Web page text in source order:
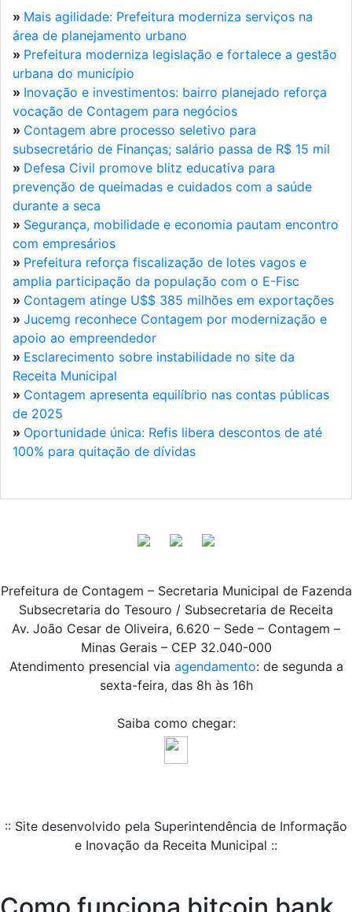
» Mais agilidade: Prefeitura moderniza serviços na
área de planejamento urbano
» Prefeitura moderniza legislação e fortalece a gestão
urbana do município
» Inovação e investimentos: bairro planejado reforça
vocação de Contagem para negócios
» Contagem abre processo seletivo para
subsecretário de Finanças; salário passa de R$ 15 mil
» Defesa Civil promove blitz educativa para
prevenção de queimadas e cuidados com a saúde
durante a seca
» Segurança, mobilidade e economia pautam encontro
com empresários
» Prefeitura reforça fiscalização de lotes vagos e
amplia participação da população com o E-Fisc
» Contagem atinge U$$ 385 milhões em exportações
» Jucemg reconhece Contagem por modernização e
apoio ao empreendedor
» Esclarecimento sobre instabilidade no site da
Receita Municipal
» Contagem apresenta equilíbrio nas contas públicas
de 2025
» Oportunidade única: Refis libera descontos de até
100% para quitação de dívidas
Prefeitura de Contagem – Secretaria Municipal de Fazenda
Subsecretaria do Tesouro / Subsecretaria de Receita
Av. João Cesar de Oliveira, 6.620 – Sede – Contagem –
Minas Gerais – CEP 32.040-000
Atendimento presencial via agendamento: de segunda a
sexta-feira, das 8h às 16h
Saiba como chegar:
:: Site desenvolvido pela Superintendência de Informação
e Inovação da Receita Municipal ::